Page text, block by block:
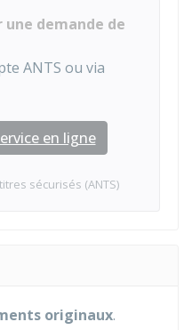
une demande de
ANTS ou via
en ligne
sécurisés (ANTS)
originaux.